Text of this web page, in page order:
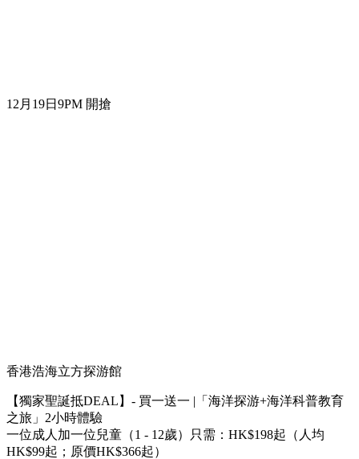
12月19日9PM 開搶
香港浩海立方探游館
【獨家聖誕抵DEAL】- 買一送一 |「海洋探游+海洋科普教育
之旅」2小時體驗
一位成人加一位兒童（1 - 12歲）只需：HK$198起（人均
HK$99起；原價HK$366起）